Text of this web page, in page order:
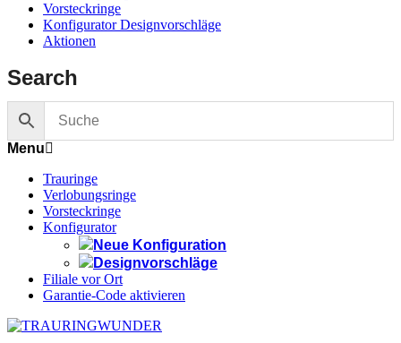
Vorsteckringe
Konfigurator Designvorschläge
Aktionen
Search
Menu
Trauringe
Verlobungsringe
Vorsteckringe
Konfigurator
Neue Konfiguration
Designvorschläge
Filiale vor Ort
Garantie-Code aktivieren